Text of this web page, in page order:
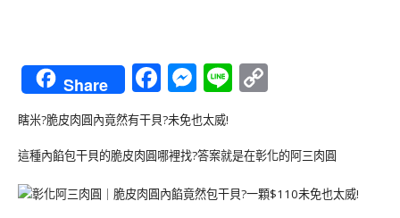
Share Facebook
Messenger
Line
瞎米?脆皮肉圓內竟然有干貝?未免也太威!
這種內餡包干貝的脆皮肉圓哪裡找?答案就是在彰化的阿三肉圓